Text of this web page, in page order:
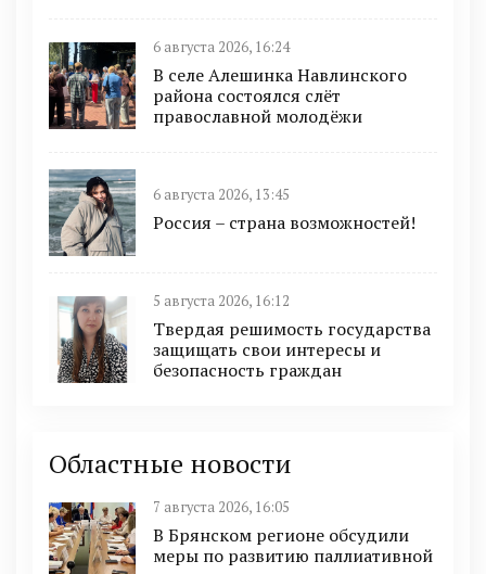
6 августа 2026, 16:24
В селе Алешинка Навлинского
района состоялся слёт
православной молодёжи
6 августа 2026, 13:45
Россия – страна возможностей!
5 августа 2026, 16:12
Твердая решимость государства
защищать свои интересы и
безопасность граждан
Областные новости
7 августа 2026, 16:05
В Брянском регионе обсудили
меры по развитию паллиативной